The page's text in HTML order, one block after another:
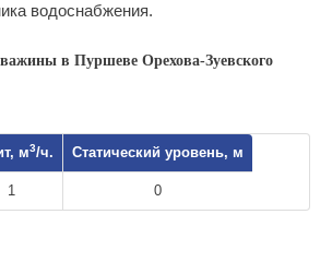
водоснабжения.
в Пуршеве Орехова-Зуевского
м3/ч. Статический уровень, м
1 0